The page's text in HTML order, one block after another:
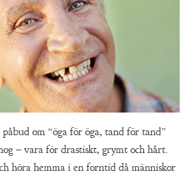
om “öga för öga, tand för tand”
– vara för drastiskt, grymt och hårt.
höra hemma i en forntid då människor